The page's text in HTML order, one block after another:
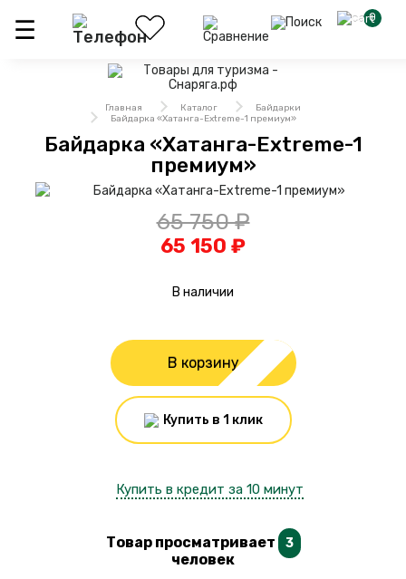
0
Главная Каталог
Байдарки
Байдарка «Хатанга-Extreme-1 премиум»
Байдарка «Хатанга-Extreme-1
премиум»
65 750 ₽
65 150 ₽
В наличии
В корзину
Купить в 1 клик
Купить в кредит за 10 минут
Товар просматривает 3
человек